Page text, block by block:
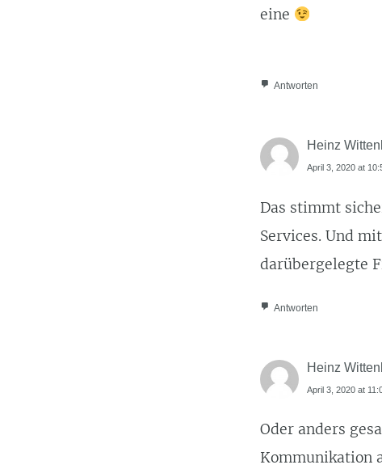
eine
Antworten
Heinz
April 3, 2020 at
Das stimmt
Services. Und
darübergelegte
Antworten
Heinz
April 3, 2020 at
Oder anders
Kommunikation